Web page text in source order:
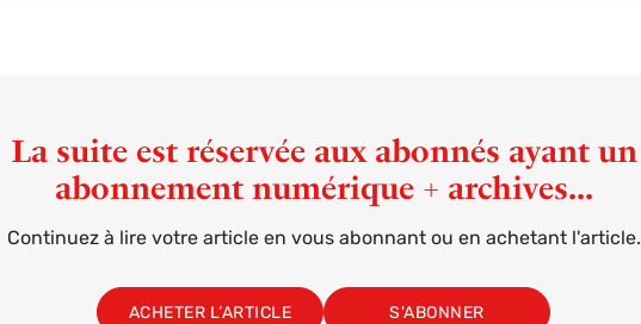
La suite est réservée aux abonnés ayant un
abonnement numérique + archives...
Continuez à lire votre article en vous abonnant ou en achetant l'article.
ACHETER L’ARTICLE S'ABONNER